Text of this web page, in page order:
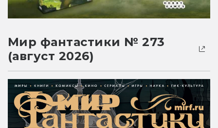
Мир фантастики № 273
(август 2026)